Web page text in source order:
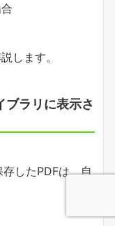
します。
ブラリに表示さ
したPDFは、自